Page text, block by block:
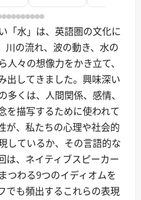
「水」は、英語圏の文化に
川の流れ、波の動き、水の
々の想像力をかき立て、
出してきました。興味深い
多くは、人間関係、感情、
を描写するために使われて
が、私たちの心理や社会的
しているか、その言語的な
は、ネイティブスピーカー
つわる9つのイディオムを
でも頻出するこれらの表現